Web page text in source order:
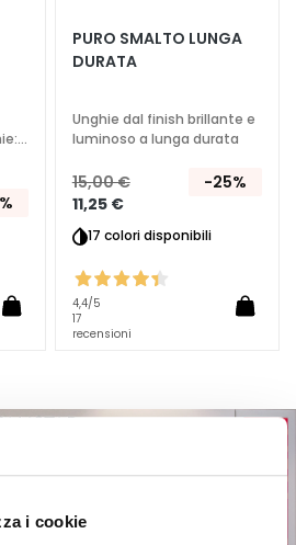
i cookie
PURO SMALTO LUNGA
DURATA
Unghie dal finish brillante e
luminoso a lunga durata
11,25 €
15,00 € -25%
17 colori disponibili
4,4/5
17
recensioni